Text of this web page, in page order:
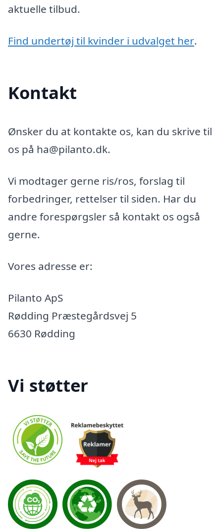
aktuelle tilbud.
Find undertøj til kvinder i udvalget her.
Kontakt
Ønsker du at kontakte os, kan du skrive til
os på ha@pilanto.dk.
Vi modtager gerne ris/ros, forslag til
forbedringer, rettelser til siden. Har du
andre forespørgsler så kontakt os også
gerne.
Vores adresse er:
Pilanto ApS
Rødding Præstegårdsvej 5
6630 Rødding
Vi støtter